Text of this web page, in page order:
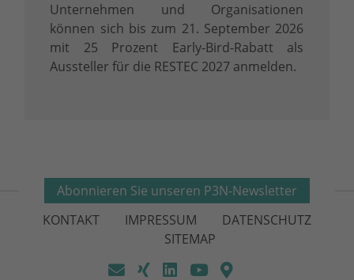
Unternehmen und Organisationen
können sich bis zum 21. September 2026
mit 25 Prozent Early-Bird-Rabatt als
Aussteller für die RESTEC 2027 anmelden.
Abonnieren Sie unseren P3N-Newsletter
KONTAKT
IMPRESSUM
DATENSCHUTZ
SITEMAP